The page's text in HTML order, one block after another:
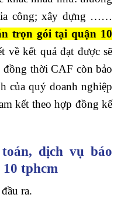
công; xây dựng ……
trọn gói tại quận 10
về kết quả đạt được sẽ
đồng thời CAF còn bảo
của quý doanh nghiệp
kết theo hợp đồng kế
dịch vụ báo
tphcm
ra.